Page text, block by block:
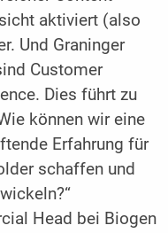
aktiviert (also
Und Graninger
Customer
Dies führt zu
können wir eine
Erfahrung für
schaffen und
Head bei Biogen